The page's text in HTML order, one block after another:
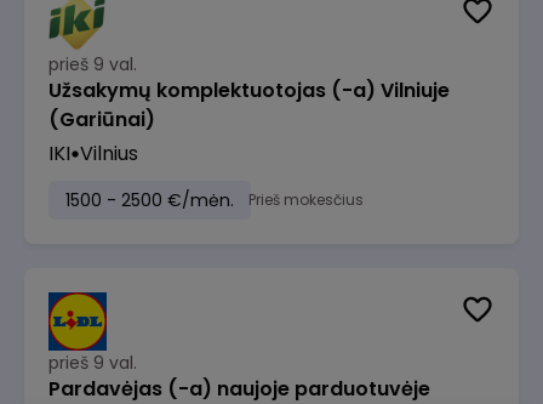
prieš 9 val.
Užsakymų komplektuotojas (-a) Vilniuje
(Gariūnai)
IKI Vilnius
1500 - 2500 €/mėn. Prieš mokesčius
prieš 9 val.
Pardavėjas (-a) naujoje parduotuvėje